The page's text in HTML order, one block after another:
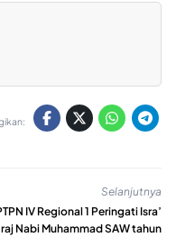
Selanjutnya
IV Regional 1 Peringati Isra’
Nabi Muhammad SAW tahun